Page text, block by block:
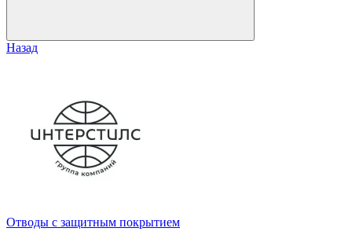
Назад
Отводы с защитным покрытием